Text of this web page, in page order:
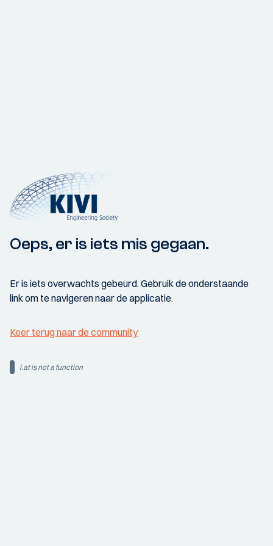
Oeps, er is iets mis gegaan.
Er is iets overwachts gebeurd. Gebruik de onderstaande
link om te navigeren naar de applicatie.
Keer terug naar de community
i.at is not a function